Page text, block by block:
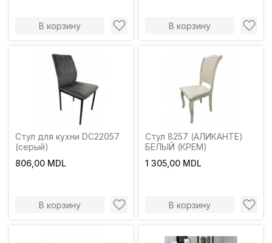
В корзину В корзину
Стул для кухни DC22057
(серый)
806,00 MDL
В корзину
Стул 8257 (АЛИКАНТЕ)
БЕЛЫЙ (КРЕМ)
1 305,00 MDL
В корзину